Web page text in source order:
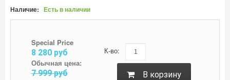
Наличие: Есть в наличии
Special Price
8 280руб
Обычная цена:
7 999руб
К-во:
B корзину